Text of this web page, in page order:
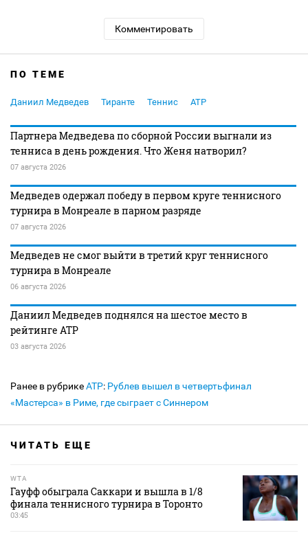
Комментировать
ПО ТЕМЕ
Даниил Медведев Тиранте Теннис ATP
Партнера Медведева по сборной России выгнали из
тенниса в день рождения. Что Женя натворил?
07 августа 2026
Медведев одержал победу в первом круге теннисного
турнира в Монреале в парном разряде
07 августа 2026
Медведев не смог выйти в третий круг теннисного
турнира в Монреале
06 августа 2026
Даниил Медведев поднялся на шестое место в
рейтинге АТР
03 августа 2026
Ранее в рубрикеATP: Рублев вышел в четвертьфинал
«Мастерса» в Риме, где сыграет с Синнером
ЧИТАТЬ ЕЩЕ
WTA
Гауфф обыграла Саккари и вышла в 1/8
финала теннисного турнира в Торонто
03:45